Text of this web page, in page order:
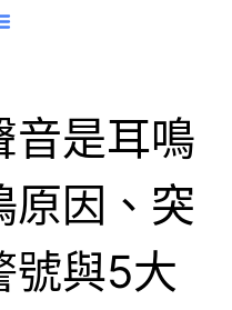
音是耳鳴
原因、突
號與5大